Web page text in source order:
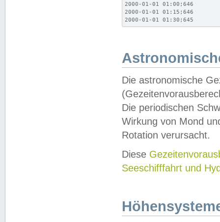
2000-01-01 01:00;646
2000-01-01 01:15;646
2000-01-01 01:30;645
Die astronomische
Die periodischen
Wirkung von Mond
Rotation verursacht.
Diese
Seeschifffahrt und